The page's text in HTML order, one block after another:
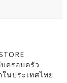
ครอบครัว
นประเทศไทย